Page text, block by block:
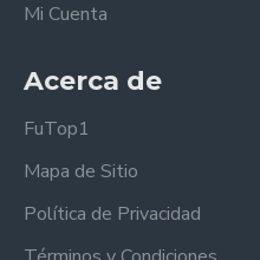
Mi Cuenta
Acerca de
FuTop1
Mapa de Sitio
Política de Privacidad